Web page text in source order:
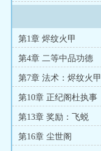
第1章 烬纹火甲
第4章 二等中品功德
第7章 法术：烬纹火甲
第10章 正纪阁杜执事
第13章 奖励：飞蜕
第16章 尘世阁